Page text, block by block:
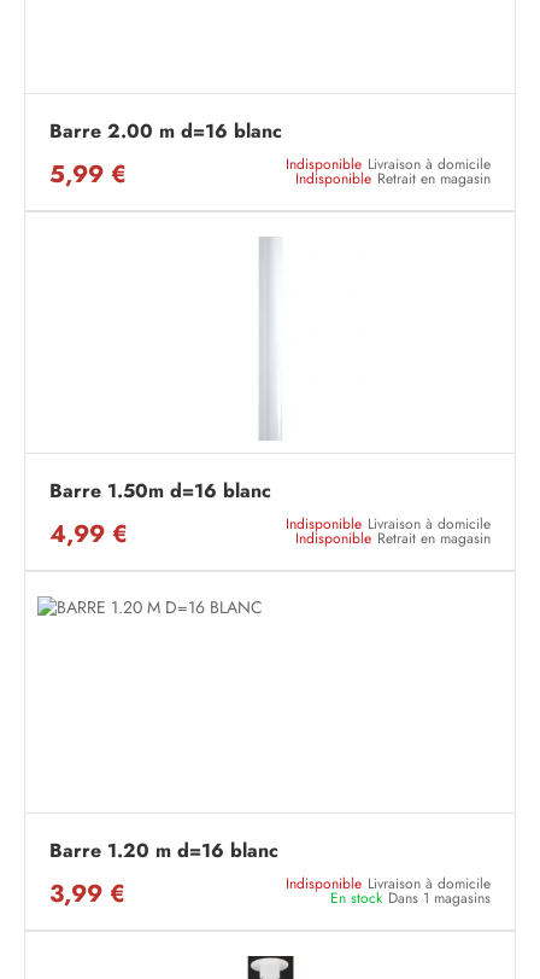
Barre 2.00 m d=16 blanc
5,99 € Indisponible Livraison à domicile
Indisponible Retrait en magasin
Barre 1.50m d=16 blanc
4,99 € Indisponible Livraison à domicile
Indisponible Retrait en magasin
Barre 1.20 m d=16 blanc
3,99 € Indisponible Livraison à domicile
En stock Dans 1 magasins